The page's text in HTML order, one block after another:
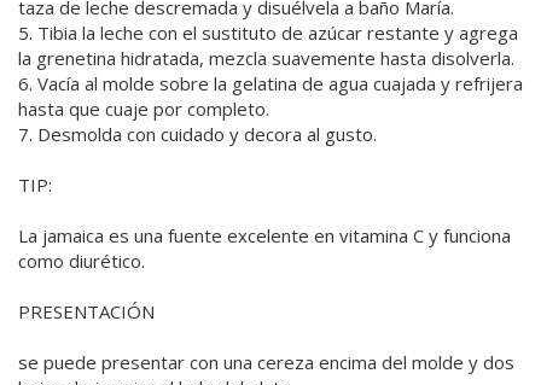
taza de leche descremada y disuélvela a baño María.
5. Tibia la leche con el sustituto de azúcar restante y agrega
la grenetina hidratada, mezcla suavemente hasta disolverla.
6. Vacía al molde sobre la gelatina de agua cuajada y refrijera
hasta que cuaje por completo.
7. Desmolda con cuidado y decora al gusto.
TIP:
La jamaica es una fuente excelente en vitamina C y funciona
como diurético.
PRESENTACIÓN
se puede presentar con una cereza encima del molde y dos